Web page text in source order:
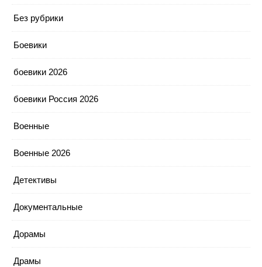
Без рубрики
Боевики
боевики 2026
боевики Россия 2026
Военные
Военные 2026
Детективы
Документальные
Дорамы
Драмы